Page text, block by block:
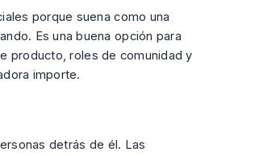
porque suena como una
Es una buena opción para
producto, roles de comunidad y
importe.
detrás de él. Las